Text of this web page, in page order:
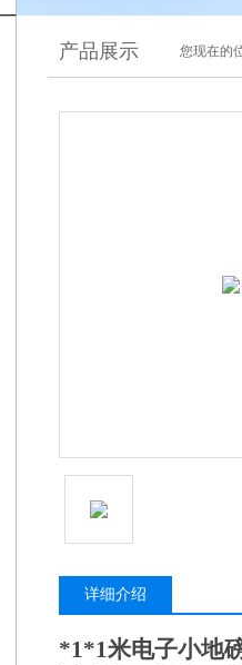
产品展示 您现在的
详细介绍
*1*1米电子小地